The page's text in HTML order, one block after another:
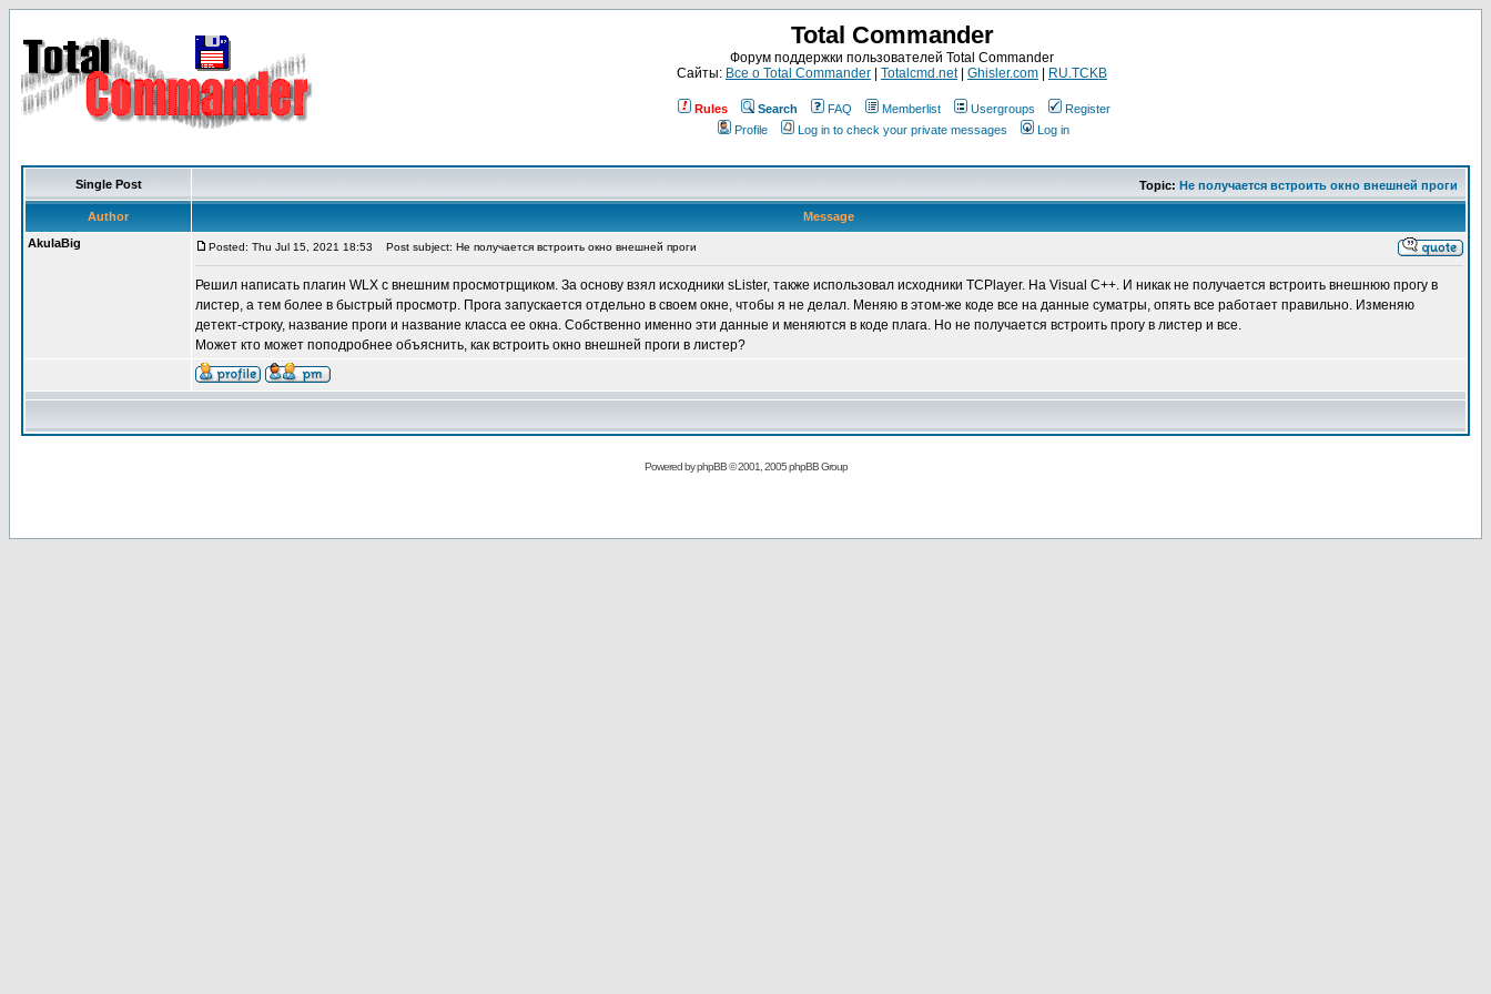
Total Commander
Форум поддержки пользователей Total Commander
Сайты: Все о Total Commander Totalcmd.net| Ghisler.com RU.TCKB
Rules Search FAQ Memberlist Usergroups
Register
Profile
Log in to check your private messages Log in
Single Post Topic: Не получается встроить окно внешней проги
Author
Message
AkulaBig
Posted: Thu Jul 15, 2021 18:53 Post subject: Не получается встроить окно внешней проги
Решил написать плагин WLX с внешним просмотрщиком. За основу взял исходники sLister, также использовал исходники TCPlayer. На Visual C++. И никак не получается встроить внешнюю прогу в
листер, а тем более в быстрый просмотр. Прога запускается отдельно в своем окне, чтобы я не делал. Меняю в этом-же коде все на данные суматры, опять все работает правильно. Изменяю
детект-строку, название проги и название класса ее окна. Собственно именно эти данные и меняются в коде плага. Но не получается встроить прогу в листер и все.
Может кто может поподробнее объяснить, как встроить окно внешней проги в листер?
Powered byphpBB© 2001, 2005 phpBB Group